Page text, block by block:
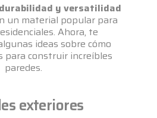
y versatilidad
un material popular para
Ahora, te
ideas sobre cómo
para construir increíbles
paredes.
exteriores